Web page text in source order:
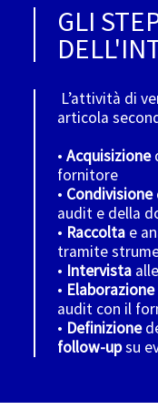
GLI
L’attività di
articola
•Acquisizione
fornitore
• Condivisione
audit e della
• Raccolta e
tramite
• Intervista
• Elaborazione
audit con il
• Definizione
follow-upsu